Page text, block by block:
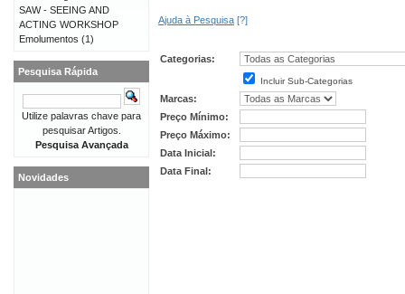
Ajuda à Pesquisa [?]
Categorias:
Incluir Sub-Categorias
Marcas:
Preço Mínimo:
Preço Máximo:
Data Inicial:
Data Final:
SAW - SEEING AND
ACTING WORKSHOP
Emolumentos (1)
Pesquisa Rápida
Utilize palavras chave para
pesquisar Artigos.
Pesquisa Avançada
Novidades